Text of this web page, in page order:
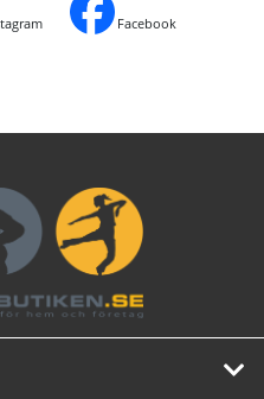
Facebook